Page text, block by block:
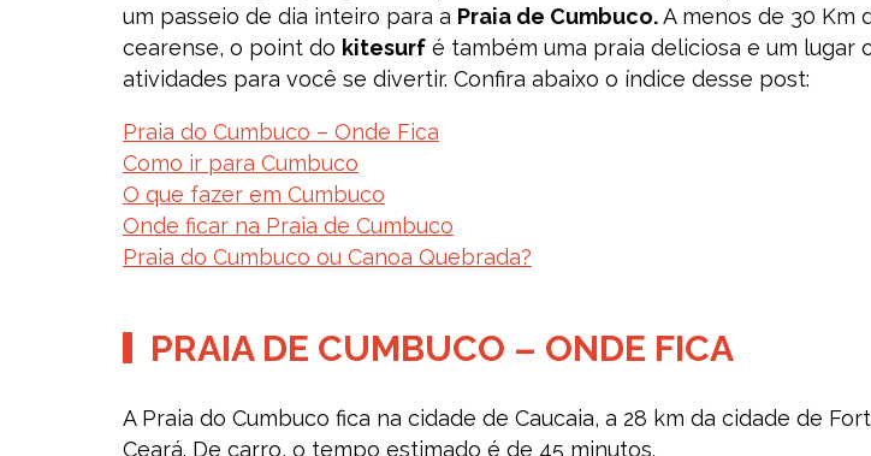
um passeio de dia inteiro para a Praia de Cumbuco.A menos de 30 Km
cearense, o point do kitesurf é também uma praia deliciosa e um lugar
atividades para você se divertir. Confira abaixo o índice desse post:
Praia do Cumbuco – Onde Fica
Como ir para Cumbuco
O que fazer em Cumbuco
Onde ficar na Praia de Cumbuco
Praia do Cumbuco ou Canoa Quebrada?
PRAIA DE CUMBUCO – ONDE FICA
A Praia do Cumbuco fica na cidade de Caucaia, a 28 km da cidade de
Ceará. De carro, o tempo estimado é de 45 minutos.